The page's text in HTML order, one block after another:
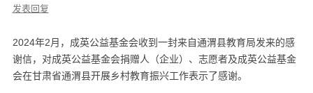
发表回复
2024年2月，成英公益基金会收到一封来自通渭县教育局发来的感
谢信，对成英公益基金会捐赠人（企业）、志愿者及成英公益基金
会在甘肃省通渭县开展乡村教育振兴工作表示了感谢。